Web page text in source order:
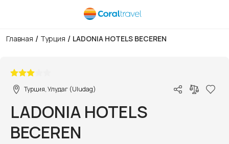
Главная / Турция / LADONIA HOTELS BECEREN
Турция, Улудаг (Uludag)
LADONIA HOTELS
BECEREN